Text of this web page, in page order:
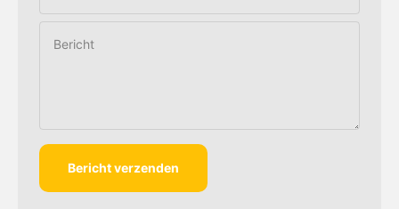
Bericht
Bericht verzenden